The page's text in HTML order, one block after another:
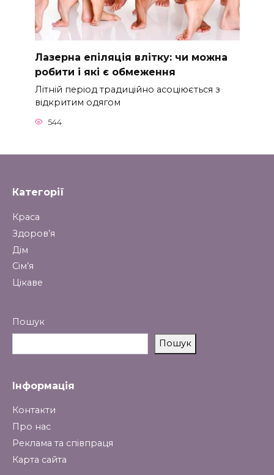
Лазерна епіляція влітку: чи можна
робити і які є обмеження
Літній період традиційно асоціюється з
відкритим одягом
544
Категорії
Краса
Здоров’я
Дім
Сім’я
Цікаве
Пошук
Пошук
Інформація
Контакти
Про нас
Реклама та співпраця
Карта сайта